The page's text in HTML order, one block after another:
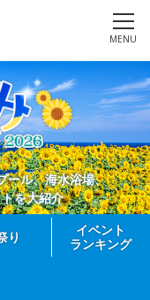
MENU
ール、海水浴場、
を大紹介
り
イベント
ランキング